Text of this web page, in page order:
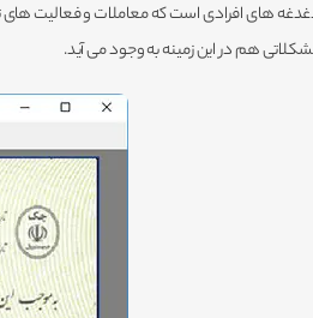
های افرادی است که معاملات و فعالیت
مشکلاتی هم در این زمینه به وجود می آید.